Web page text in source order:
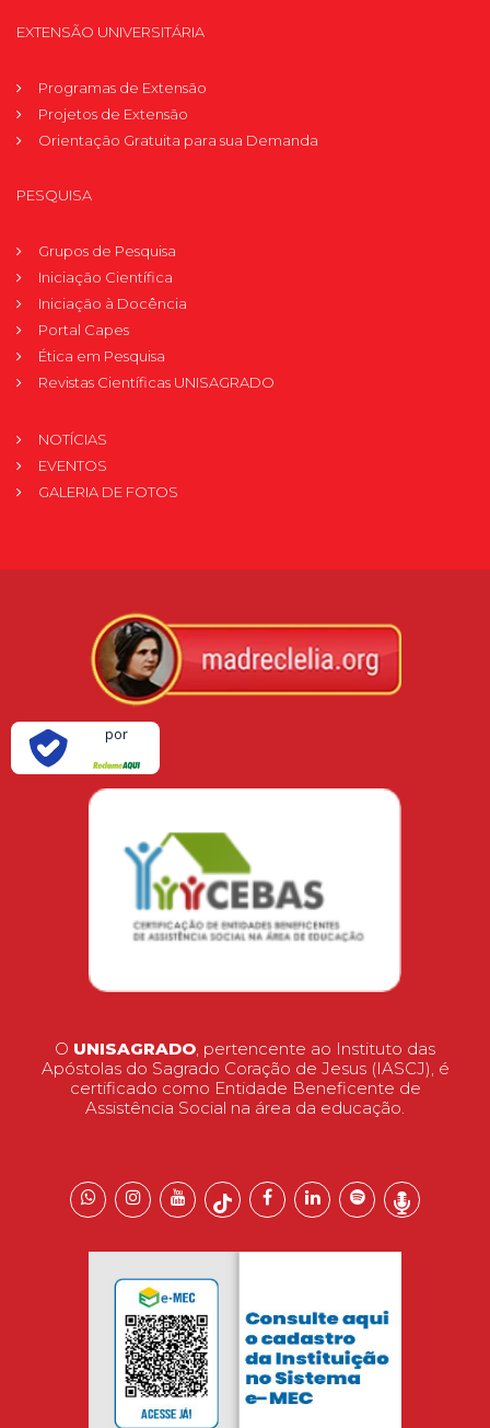
EXTENSÃO UNIVERSITÁRIA
Programas de Extensão
Projetos de Extensão
Orientação Gratuita para sua Demanda
PESQUISA
Grupos de Pesquisa
Iniciação Científica
Iniciação à Docência
Portal Capes
Ética em Pesquisa
Revistas Científicas UNISAGRADO
NOTÍCIAS
EVENTOS
GALERIA DE FOTOS
por
O UNISAGRADO , pertencente ao Instituto das
Apóstolas do Sagrado Coração de Jesus (IASCJ), é
certificado como Entidade Beneficente de
Assistência Social na área da educação.